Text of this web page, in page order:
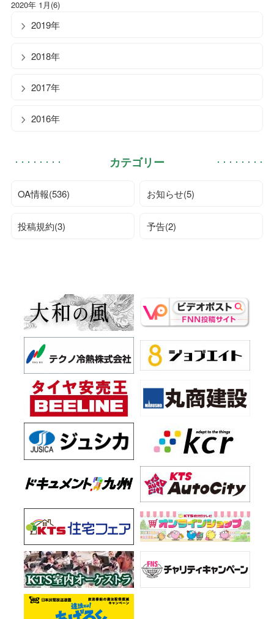
2020年 1月(6)
2019年
2018年
2017年
2016年
カテゴリー
OA情報(536) お知らせ(5)
投稿規約(3) 予告(2)